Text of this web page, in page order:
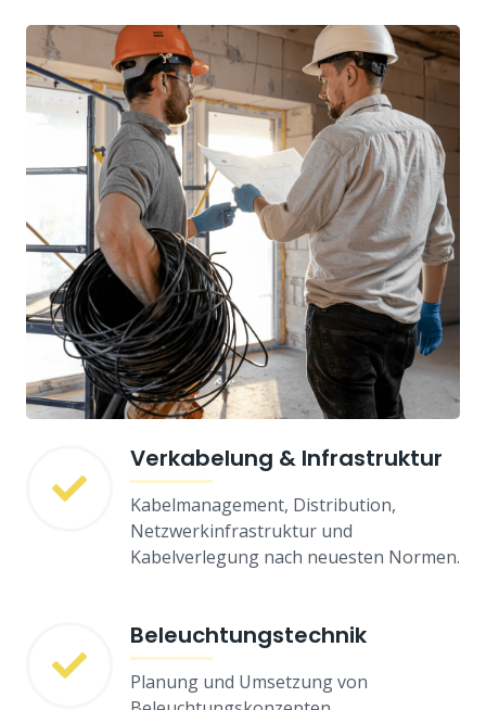
Verkabelung & Infrastruktur
Kabelmanagement, Distribution,
Netzwerkinfrastruktur und
Kabelverlegung nach neuesten Normen.
Beleuchtungstechnik
Planung und Umsetzung von